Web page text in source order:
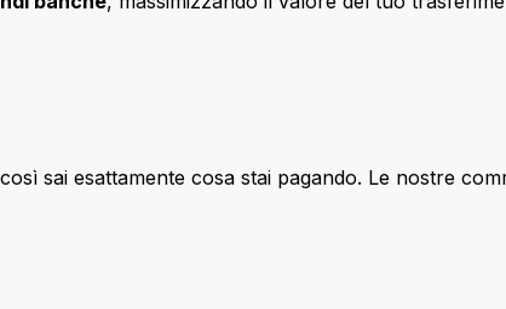
sai esattamente cosa stai pagando. Le nostre